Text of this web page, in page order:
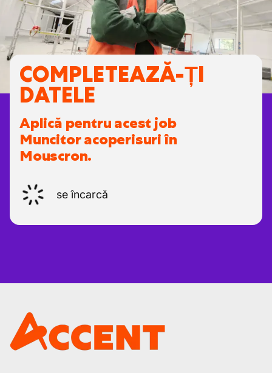
COMPLETEAZĂ-ȚI
DATELE
Aplică pentru acest job
Muncitor acoperisuri în
Mouscron.
se încarcă